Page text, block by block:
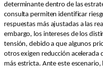
determinante dentro de las
consulta permiten identificar
respuestas más ajustadas a las
embargo, los intereses de los
tensión, debido a que algunos
otros exigen reducción acelerada
más estricta. Ante este